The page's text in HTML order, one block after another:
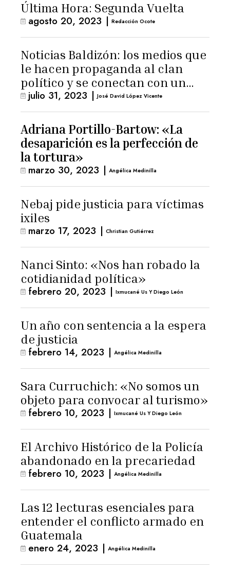
Última Hora: Segunda Vuelta
agosto 20, 2023 | Redacción Ocote
Noticias Baldizón: los medios que
le hacen propaganda al clan
político y se conectan con un
hombre de confianza de
Giammattei
julio 31, 2023 | José David López Vicente
Adriana Portillo-Bartow: «La
desaparición es la perfección de
la tortura»
marzo 30, 2023 | Angélica Medinilla
Nebaj pide justicia para víctimas
ixiles
marzo 17, 2023 | Christian Gutiérrez
Nanci Sinto: «Nos han robado la
cotidianidad política»
febrero 20, 2023 | Ixmucané Us Y Diego León
Un año con sentencia a la espera
de justicia
febrero 14, 2023 | Angélica Medinilla
Sara Curruchich: «No somos un
objeto para convocar al turismo»
febrero 10, 2023 | Ixmucané Us Y Diego León
El Archivo Histórico de la Policía
abandonado en la precariedad
febrero 10, 2023 | Angélica Medinilla
Las 12 lecturas esenciales para
entender el conflicto armado en
Guatemala
enero 24, 2023 | Angélica Medinilla